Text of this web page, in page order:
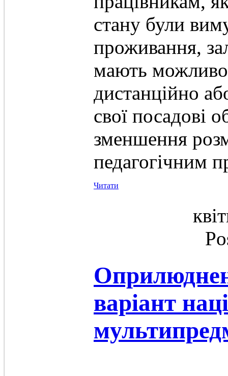
стану були
проживання,
мають
дистанційно
свої посадові
зменшення
педагогічним
Читати
варіант